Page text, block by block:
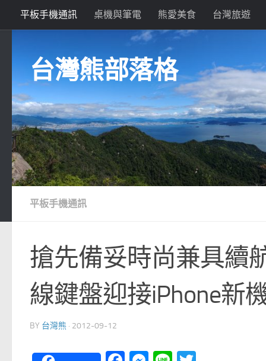
Skip to content
平板手機通訊 桌機與筆電 熊愛美食 台灣旅遊
台灣熊部落格
平板手機通訊
搶先備妥時尚兼具續
線鍵盤迎接iPhone新
BY 台灣熊 · 2012-09-12